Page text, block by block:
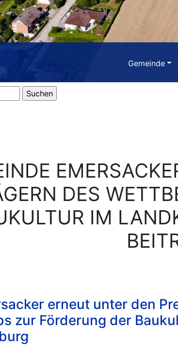
Gemeinde
DES
IM
erneut unter den
zur Förderung der